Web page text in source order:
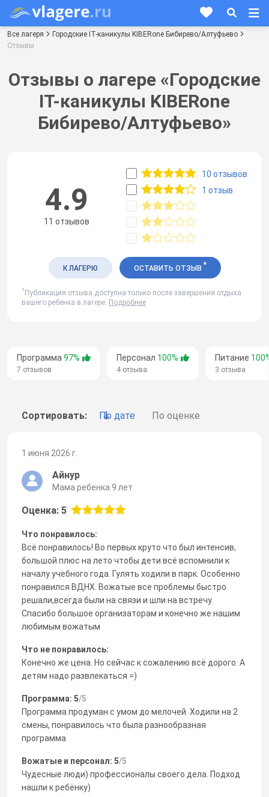
Все лагеря
Городские IT-каникулы KIBERone Бибирево/Алтуфьево
Отзывы
Отзывы о лагере «Городские
IT-каникулы KIBERone
Бибирево/Алтуфьево»
Программа 97%
7 отзывов
Персонал 100%
4 отзыва
Питание
3 отзыва
Сортировать: По дате По оценке
1 июня 2026 г.
Айнур
Мама ребенка 9 лет
Оценка: 5
Что понравилось:
Всё понравилось! Во первых круто что был интенсив,
большой плюс на лето чтобы дети всё вспомнили к
началу учебного года. Гулять ходили в парк. Особенно
понравился ВДНХ. Вожатые все проблемы быстро
решали,всегда были на связи и шли на встречу.
Спасибо большое организаторам и конечно же нашим
любимым вожатым
Что не понравилось:
Конечно же цена. Но сейчас к сожалению всё дорого. А
детям надо развлекаться =)
Программа: 5/5
Программа продуман с умом до мелочей. Ходили на 2
смены, понравилось что была разнообразная
программа
Вожатые и персонал: 5/5
Чудесные люди) профессионалы своего дела. Подход
нашли к ребёнку)
4.9
11 отзывов
10 отзывов
1 отзыв
К ЛАГЕРЮ ОСТАВИТЬ ОТЗЫВ *
* Публикация отзыва доступна только после завершения отдыха
вашего ребенка в лагере. Подробнее